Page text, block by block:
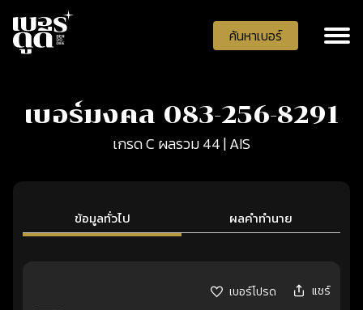
ค้นหาเบอร์
เบอร์มงคล 083-256-8291
เกรด C ผลรวม 44 | AIS
ข้อมูลทั่วไป ผลคำทำนาย
เบอร์โปรด แชร์